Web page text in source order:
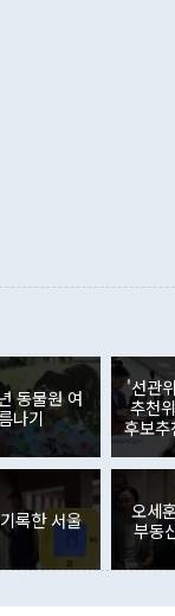
선(先)비핵화만 되
을 다할 것"이라고
화와 안정에 플러스
언급한 '4자 회담'
'동방경제포럼
"고 발언한 데 대해
까지 진도가 나가
설명은 정부 내 조
현 대체와 국호 사
관이 결정할 사안이
정 장관의 업무보고
아니다"라고 재차
부분 국가안전보장
인적 생각에 가깝다"
안을 추진하겠다
나서야 한다'고 주
섰다. 상품수입은
282.7% 증가했다.
유제품(47.5%) ▲
흑자에서 4억4000
심으로 32억7000
에 따른 기저효과로
것이다. 직접투자
의 국내투자가 46
내 주식 매도세가
의 영향으로 316억
역대 최대 순매도
국채지수(WGBI) 자
든 52억9000만달러
으로 35억6000만
동물원 여
름나기
'선관
추천
후보
록한 서울
오세
부동